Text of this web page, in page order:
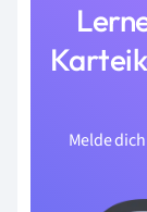
Melde